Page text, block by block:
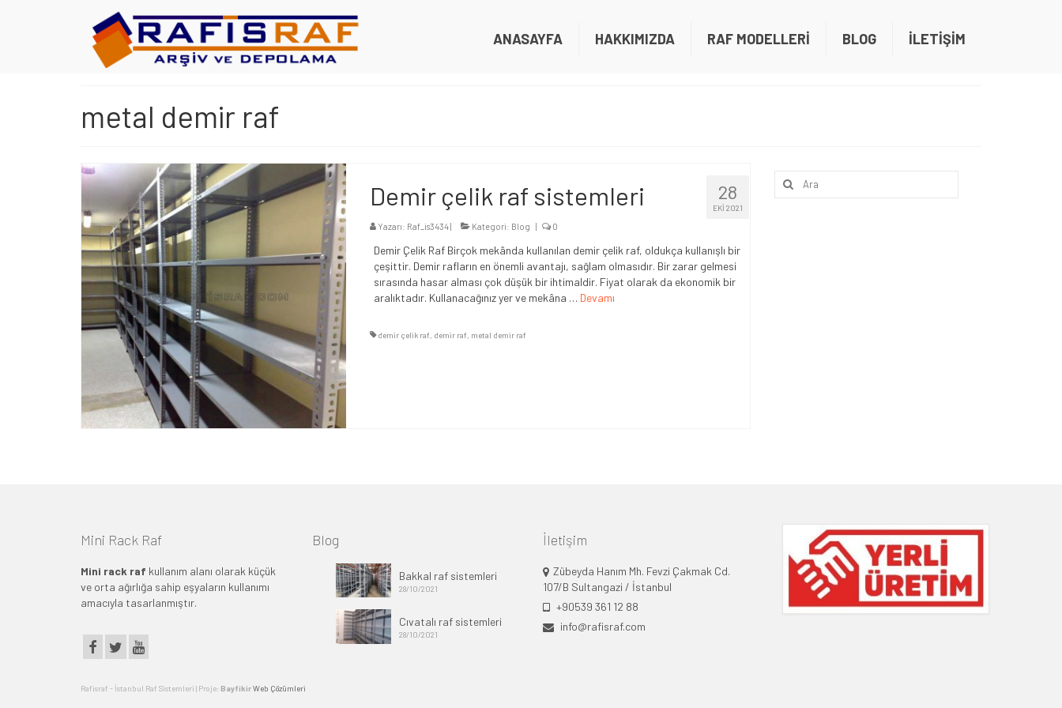
ANASAYFA HAKKIMIZDA RAF MODELLERİ BLOG İLETİŞİM
metal demir raf
28
EKI 2021
Demir çelik raf sistemleri
Yazarı: Raf_is3434| Kategori: Blog | 0
Demir Çelik Raf Birçok mekânda kullanılan demir çelik raf, oldukça kullanışlı bir
çeşittir. Demir rafların en önemli avantajı, sağlam olmasıdır. Bir zarar gelmesi
sırasında hasar alması çok düşük bir ihtimaldir. Fiyat olarak da ekonomik bir
aralıktadır. Kullanacağınız yer ve mekâna … Devamı
demir çelik raf, demir raf, metal demir raf
Şunu
ara:
Mini Rack Raf
Mini rack raf kullanım alanı olarak küçük
ve orta ağırlığa sahip eşyaların kullanımı
amacıyla tasarlanmıştır.
Blog
Bakkal raf sistemleri
28/10/2021
Cıvatalı raf sistemleri
28/10/2021
İletişim
Zübeyda Hanım Mh. Fevzi Çakmak Cd.
107/B Sultangazi / İstanbul
+90539 361 12 88
info@rafisraf.com
Rafisraf - İstanbul Raf Sistemleri | Proje: BayfikirWeb Çözümleri